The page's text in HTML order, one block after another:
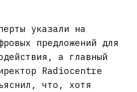
указали на
предложений для
а главный
Radiocentre
что, хотя